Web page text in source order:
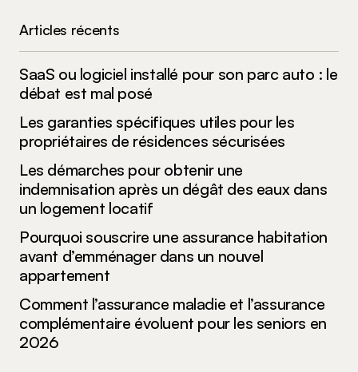
commentaire.
Submit Comment
Articles récents
SaaS ou logiciel installé pour son parc auto : le
débat est mal posé
Les garanties spécifiques utiles pour les
propriétaires de résidences sécurisées
Les démarches pour obtenir une
indemnisation après un dégât des eaux dans
un logement locatif
Pourquoi souscrire une assurance habitation
avant d’emménager dans un nouvel
appartement
Comment l’assurance maladie et l’assurance
complémentaire évoluent pour les seniors en
2026